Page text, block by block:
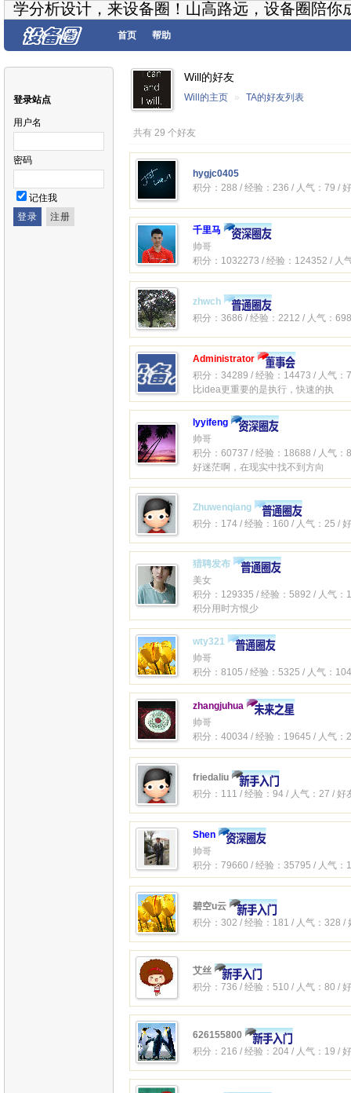
学分析设计，来设备圈！山高路远，设备圈陪你
首页 帮助
登录站点
用户名
密码
记住我
Will的好友
Will的主页 » TA的好友列表
共有 29 个好友
hygjc0405
积分：288 / 经验：236 / 人气：79 /
千里马
帅哥
积分：1032273 / 经验：124352 / 人
zhwch
积分：3686 / 经验：2212 / 人气：
Administrator
积分：34289 / 经验：14473 / 人气：
比idea更重要的是执行，快速的执
lyyifeng
帅哥
积分：60737 / 经验：18688 / 人气：
好迷茫啊，在现实中找不到方向
Zhuwenqiang
积分：174 / 经验：160 / 人气：25 /
猎聘发布
美女
积分：129335 / 经验：5892 / 人气：
积分用时方恨少
wty321
帅哥
积分：8105 / 经验：5325 / 人气：
zhangjuhua
帅哥
积分：40034 / 经验：19645 / 人气：
friedaliu
积分：111 / 经验：94 / 人气：27 / 好
Shen
帅哥
积分：79660 / 经验：35795 / 人气：
碧空u云
积分：302 / 经验：181 / 人气：328 /
艾丝
积分：736 / 经验：510 / 人气：80 /
626155800
积分：216 / 经验：204 / 人气：19 /